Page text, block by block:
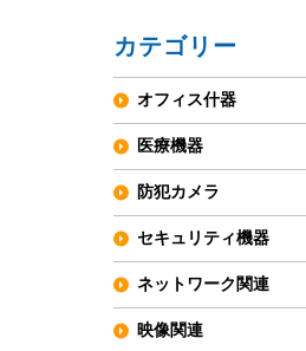
カテゴリー
オフィス什器
医療機器
防犯カメラ
セキュリティ機器
ネットワーク関連
映像関連